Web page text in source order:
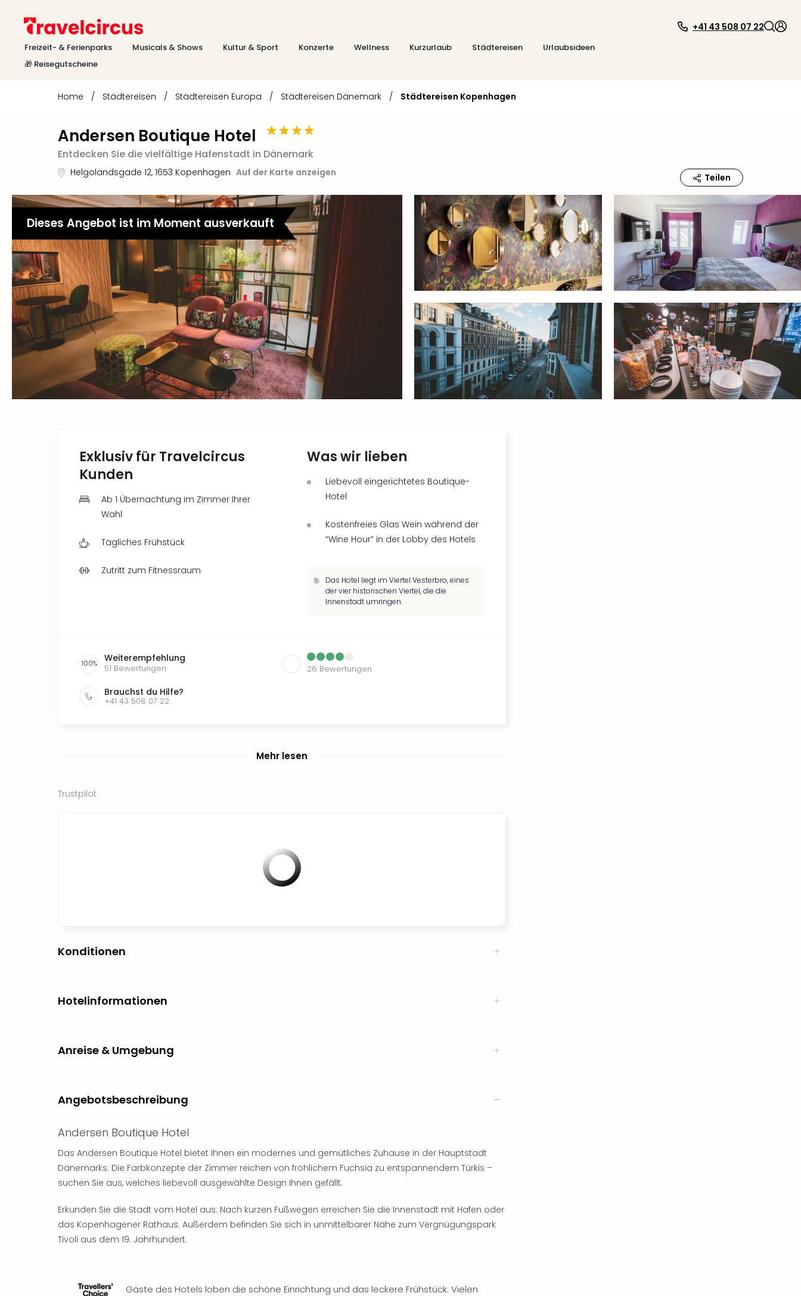
Freizeit- & Ferienparks Musicals & Shows Kultur & Sport Konzerte Wellness Kurzurlaub Städtereisen
Urlaubsideen
🎁 Reisegutscheine
+41 43 508 07 22
Home / Städtereisen / Städtereisen Europa / Städtereisen Dänemark / Städtereisen Kopenhagen
Andersen Boutique Hotel
Entdecken Sie die vielfältige Hafenstadt in Dänemark
Helgolandsgade 12, 1653 Kopenhagen Auf der Karte anzeigen Teilen
Dieses Angebot ist im Moment ausverkauft
Exklusiv für Travelcircus
Kunden
Ab 1 Übernachtung im Zimmer Ihrer
Wahl
Tägliches Frühstück
Zutritt zum Fitnessraum
Was wir lieben
Liebevoll eingerichtetes Boutique-
Hotel
Kostenfreies Glas Wein während der
“Wine Hour” in der Lobby des Hotels
Das Hotel liegt im Viertel Vesterbro, eines
der vier historischen Viertel, die die
Innenstadt umringen.
100% Weiterempfehlung
51 Bewertungen 26 Bewertungen
Brauchst du Hilfe?
+41 43 508 07 22
Mehr lesen
Trustpilot
Konditionen
Hotelinformationen
Anreise & Umgebung
Angebotsbeschreibung
Andersen Boutique Hotel
Das Andersen Boutique Hotel bietet Ihnen ein modernes und gemütliches Zuhause in der Hauptstadt
Dänemarks. Die Farbkonzepte der Zimmer reichen von fröhlichem Fuchsia zu entspannendem Türkis –
suchen Sie aus, welches liebevoll ausgewählte Design Ihnen gefällt.
Erkunden Sie die Stadt vom Hotel aus: Nach kurzen Fußwegen erreichen Sie die Innenstadt mit Hafen oder
das Kopenhagener Rathaus. Außerdem befinden Sie sich in unmittelbarer Nähe zum Vergnügungspark
Tivoli aus dem 19. Jahrhundert.
Gäste des Hotels loben die schöne Einrichtung und das leckere Frühstück. Vielen